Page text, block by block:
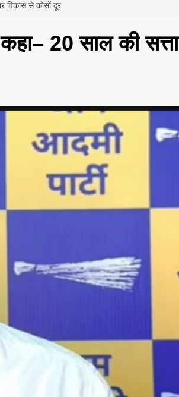
विकास से कोसों दूर
20 साल की सत्ता